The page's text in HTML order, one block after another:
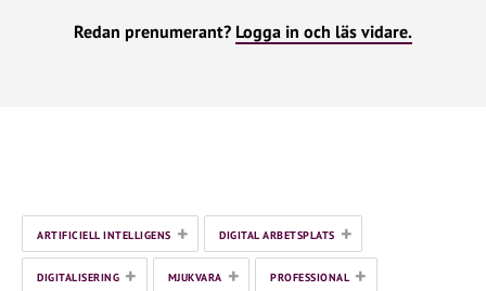
Redan prenumerant? Logga in och läs vidare.
ARTIFICIELL INTELLIGENS + DIGITAL ARBETSPLATS +
DIGITALISERING + MJUKVARA + PROFESSIONAL +